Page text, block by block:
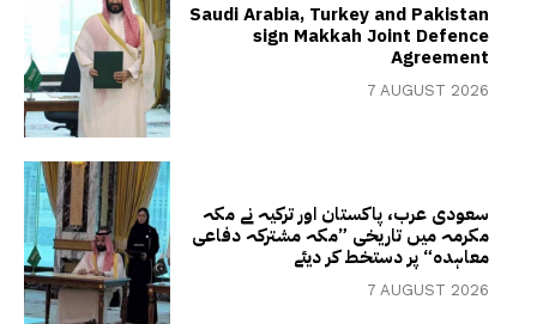
Saudi Arabia, Turkey and Pakistan
sign Makkah Joint Defence
Agreement
7 AUGUST 2026
سعودی عرب، پاکستان اور ترکیہ نے مکہ
مکرمہ میں تاریخی ”مکہ مشترکہ دفاعی
معاہدہ“ پر دستخط کر دیئے
7 AUGUST 2026